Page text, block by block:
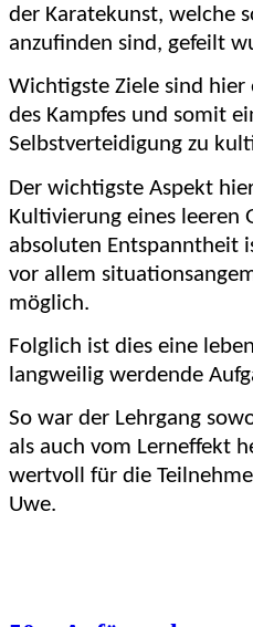
der Karatekunst, welche
anzufinden sind, gefeilt
Wichtigste Ziele sind
des Kampfes und somit
Selbstverteidigung zu
Der wichtigste Aspekt
Kultivierung eines leeren
absoluten Entspanntheit
vor allem
möglich.
Folglich ist dies eine le
langweilig werdende
So war der Lehrgang
als auch vom Lerneffekt
wertvoll für die
Uwe.